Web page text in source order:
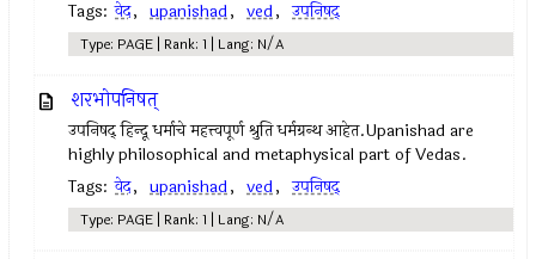
Tags: वेद, upanishad, ved, उपनिषद्‍
Type: PAGE | Rank: 1 | Lang: N/A
शरभोपनिषत्
उपनिषद् हिन्दू धर्माचे महत्त्वपूर्ण श्रुति धर्मग्रन्थ आहेत.Upanishad are
highly philosophical and metaphysical part of Vedas.
Tags: वेद, upanishad, ved, उपनिषद्‍
Type: PAGE | Rank: 1 | Lang: N/A